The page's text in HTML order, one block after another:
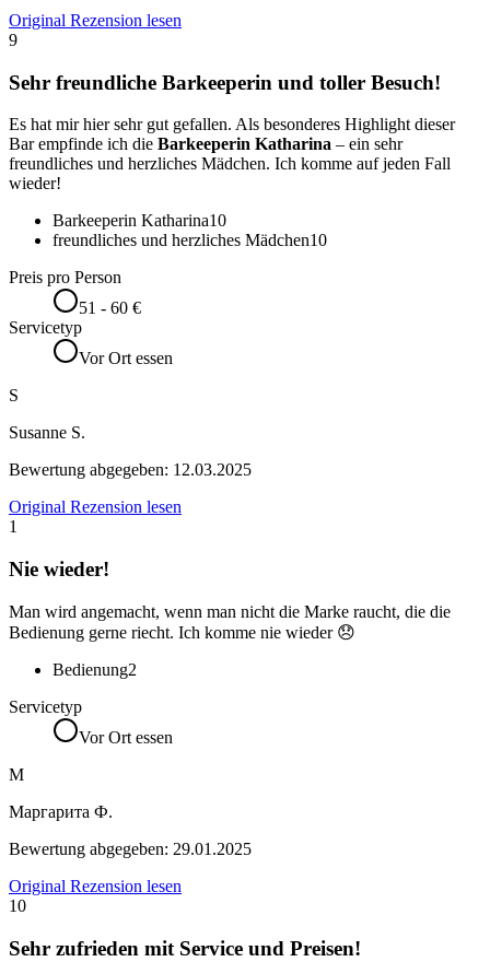
Original Rezension lesen
9
Sehr freundliche Barkeeperin und toller Besuch!
Es hat mir hier sehr gut gefallen. Als besonderes Highlight dieser
Bar empfinde ich die Barkeeperin Katharina – ein sehr
freundliches und herzliches Mädchen. Ich komme auf jeden Fall
wieder!
Barkeeperin Katharina10
freundliches und herzliches Mädchen10
Preis pro Person
51 - 60 €
Servicetyp
Vor Ort essen
S
Susanne S.
Bewertung abgegeben: 12.03.2025
Original Rezension lesen
1
Nie wieder!
Man wird angemacht, wenn man nicht die Marke raucht, die die
Bedienung gerne riecht. Ich komme nie wieder 😞
Bedienung2
Servicetyp
Vor Ort essen
М
Маргарита Ф.
Bewertung abgegeben: 29.01.2025
Original Rezension lesen
10
Sehr zufrieden mit Service und Preisen!